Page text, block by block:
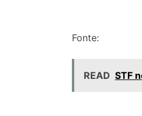
Fonte:
READ STF